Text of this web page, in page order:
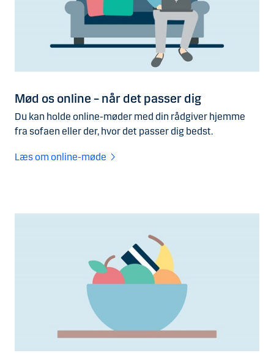
Mød os online – når det passer dig
Du kan holde online-møder med din rådgiver hjemme
fra sofaen eller der, hvor det passer dig bedst.
Læs om online-møde